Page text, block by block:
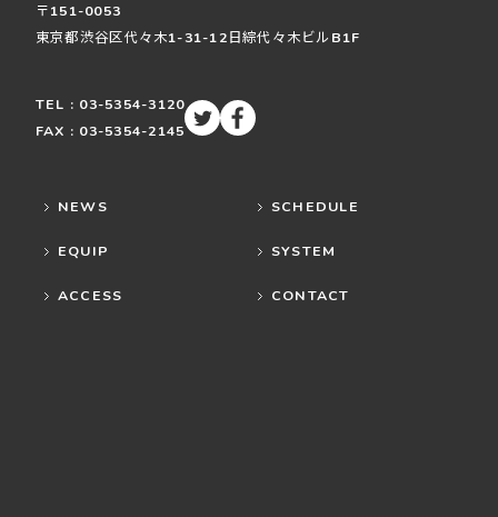
〒151-0053
東京都渋谷区代々木1-31-12日綜代々木ビルB1F
TEL : 03-5354-3120
FAX : 03-5354-2145
NEWS SCHEDULE
EQUIP SYSTEM
ACCESS CONTACT